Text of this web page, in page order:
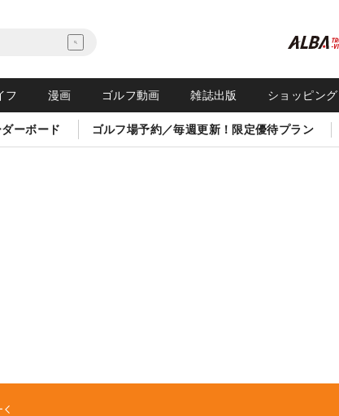
フ 漫画 ゴルフ動画 雑誌出版 ショッピング
ーボード ゴルフ場予約／毎週更新！限定優待プラン